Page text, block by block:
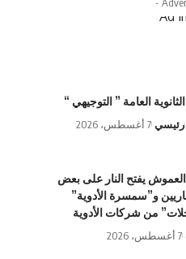
العامة ” التوجيهي “
رئيسي 7 أغسطس، 2026
العموش يفتح النار على بعض
و”سمسرة الأدوية”
من شركات الأدوية
7 أغسطس، 2026